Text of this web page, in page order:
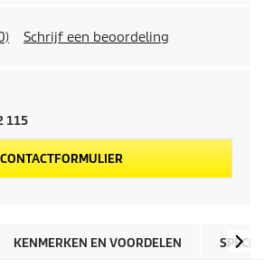
Schrijf een beoordeling
115
CONTACTFORMULIER
KENMERKEN EN VOORDELEN